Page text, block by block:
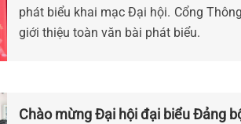
phát biểu khai mạc Đại hội. Cổng
giới thiệu toàn văn bài phát biểu.
Chào mừng Đại hội đại biểu Đảng